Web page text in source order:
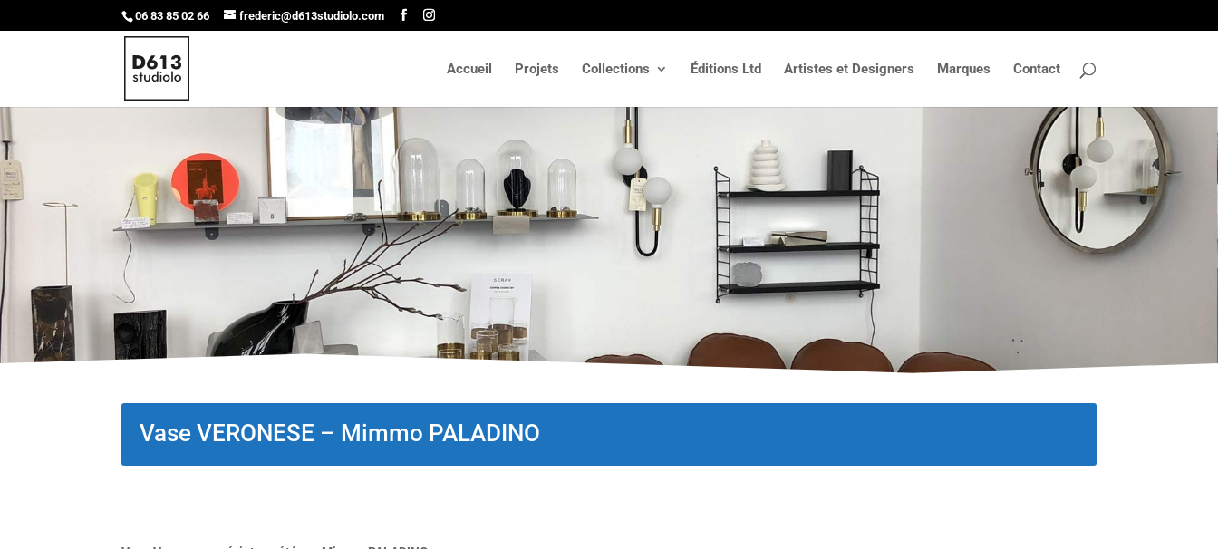
06 83 85 02 66 frederic@d613studiolo.com
Accueil Projets Collections Éditions Ltd Artistes et Designers Marques Contact
Vase VERONESE – Mimmo PALADINO